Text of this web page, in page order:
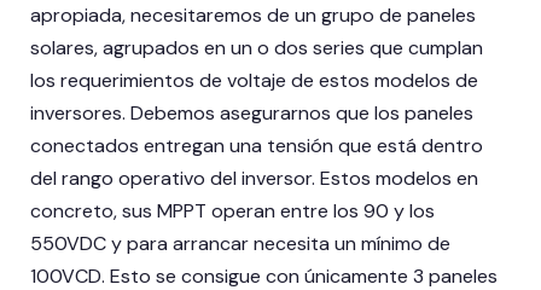
apropiada, necesitaremos de un grupo de paneles
solares, agrupados en un o dos series que cumplan
los requerimientos de voltaje de estos modelos de
inversores. Debemos asegurarnos que los paneles
conectados entregan una tensión que está dentro
del rango operativo del inversor. Estos modelos en
concreto, sus MPPT operan entre los 90 y los
550VDC y para arrancar necesita un mínimo de
100VCD. Esto se consigue con únicamente 3 paneles